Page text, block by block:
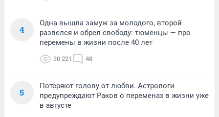
4
Одна вышла замуж за молодого, второй
развелся и обрел свободу: тюменцы — про
перемены в жизни после 40 лет
30 221 48
5
Потеряют голову от любви. Астрологи
предупреждают Раков о переменах в жизни уже
в августе